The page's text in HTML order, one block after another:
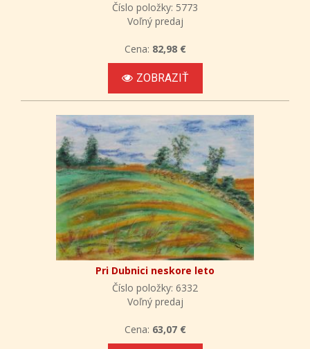
Číslo položky: 5773
Voľný predaj
Cena: 82,98 €
ZOBRAZIŤ
Pri Dubnici neskore leto
Číslo položky: 6332
Voľný predaj
Cena: 63,07 €